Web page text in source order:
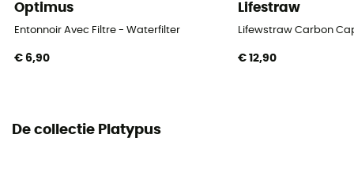
Optimus
Entonnoir Avec Filtre - Waterfilter
€ 6,90
Lifestraw
Lifewstraw Carbon
€ 12,90
De collectie Platypus